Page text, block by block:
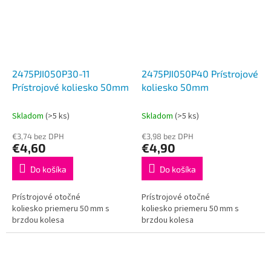
2475PJI050P30-11
Prístrojové koliesko 50mm
Skladom (>5 ks)
€3,74 bez DPH
€4,60
Do košíka
Prístrojové otočné
koliesko priemeru 50 mm s
brzdou kolesa
2475PJI050P40 Prístrojové
koliesko 50mm
Skladom (>5 ks)
€3,98 bez DPH
€4,90
Do košíka
Prístrojové otočné
koliesko priemeru 50 mm s
brzdou kolesa